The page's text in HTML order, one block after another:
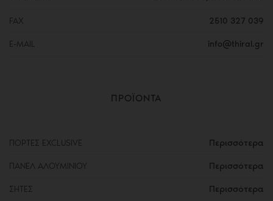
FAX 2510 327 039
E-MAIL info@thiral.gr
ΠΡΟΪΟΝΤΑ
ΠΟΡΤΕΣ EXCLUSIVE Περισσότερα
ΠΑΝΕΛ ΑΛΟΥΜΙΝΙΟΥ Περισσότερα
ΣΗΤΕΣ Περισσότερα